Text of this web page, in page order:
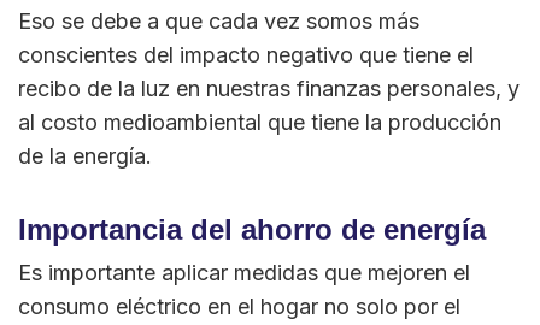
Eso se debe a que cada vez somos más
conscientes del impacto negativo que tiene el
recibo de la luz en nuestras finanzas personales, y
al costo medioambiental que tiene la producción
de la energía.
Importancia del ahorro de energía
Es importante aplicar medidas que mejoren el
consumo eléctrico en el hogar no solo por el